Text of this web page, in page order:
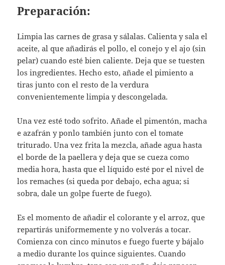
Preparación:
Limpia las carnes de grasa y sálalas. Calienta y sala el
aceite, al que añadirás el pollo, el conejo y el ajo (sin
pelar) cuando esté bien caliente. Deja que se tuesten
los ingredientes. Hecho esto, añade el pimiento a
tiras junto con el resto de la verdura
convenientemente limpia y descongelada.
Una vez esté todo sofrito. Añade el pimentón, macha
e azafrán y ponlo también junto con el tomate
triturado. Una vez frita la mezcla, añade agua hasta
el borde de la paellera y deja que se cueza como
media hora, hasta que el líquido esté por el nivel de
los remaches (si queda por debajo, echa agua; si
sobra, dale un golpe fuerte de fuego).
Es el momento de añadir el colorante y el arroz, que
repartirás uniformemente y no volverás a tocar.
Comienza con cinco minutos e fuego fuerte y bájalo
a medio durante los quince siguientes. Cuando